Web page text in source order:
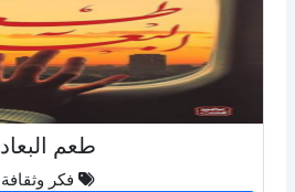
طعم البعاد
فكر وثقافة